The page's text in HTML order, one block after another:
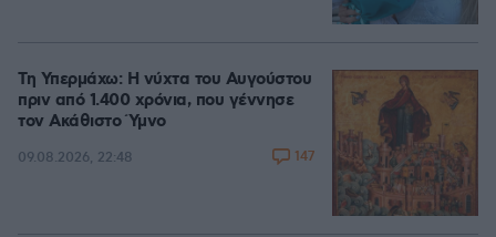
Τη Υπερμάχω: Η νύχτα του Αυγούστου
πριν από 1.400 χρόνια, που γέννησε
τον Ακάθιστο Ύμνο
09.08.2026, 22:48 147